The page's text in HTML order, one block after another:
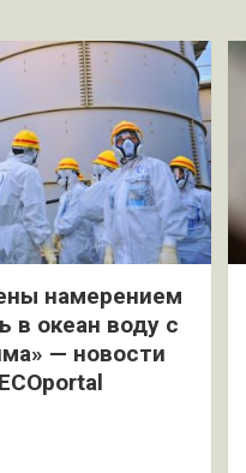
намерением
в океан воду с
— новости